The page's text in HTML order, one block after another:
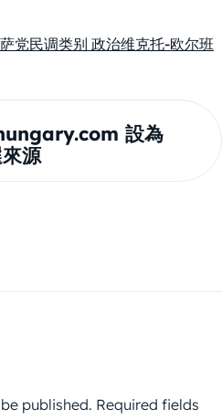
党民调类别 政治维克托-欧尔班
設為
源
published. Required fields